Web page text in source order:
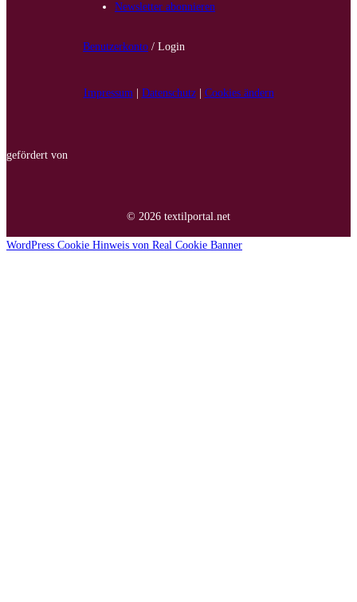
Newsletter abonnieren
Benutzerkonto / Login
Impressum| Datenschutz| Cookies ändern
gefördert von
© 2026 textilportal.net
WordPress Cookie Hinweis von Real Cookie Banner